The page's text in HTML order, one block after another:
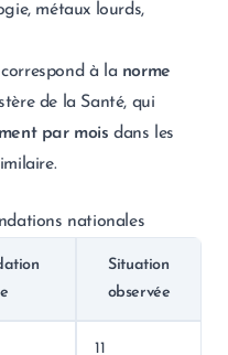
métaux lourds,
à la norme
de la Santé, qui
par mois dans les
nationales
Situation
observée
11